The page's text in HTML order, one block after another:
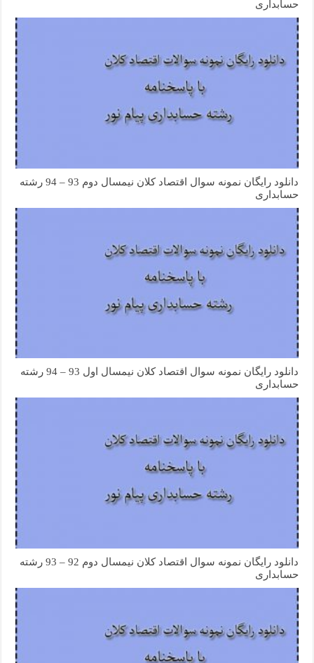
حسابداری
دانلود رایگان نمونه سوال اقتصاد کلان نیمسال دوم 93 – 94 رشته
حسابداری
دانلود رایگان نمونه سوال اقتصاد کلان نیمسال اول 93 – 94 رشته
حسابداری
دانلود رایگان نمونه سوال اقتصاد کلان نیمسال دوم 92 – 93 رشته
حسابداری